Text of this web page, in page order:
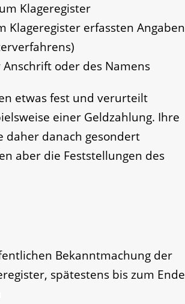
Klageregister
Klageregister erfassten Angaben
oder des Namens
etwas fest und verurteilt
einer Geldzahlung. Ihre
daher danach gesondert
aber die Feststellungen des
Bekanntmachung der
spätestens bis zum Ende